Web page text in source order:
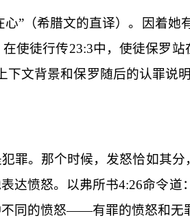
”（希腊文的直译）。因着她
使徒行传23:3中，使徒保罗站
文背景和保罗随后的认罪
罪。那个时候，发怒恰如其
达愤怒。以弗所书4:26命令道
同的愤怒——有罪的愤怒和无